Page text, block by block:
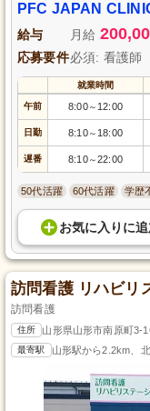
PFC JAPAN
給与 月給
応募要件必須: 看護師
就業時間
午前 8:00～ 12:00
日勤 8:10～ 18:00
遅番 8:10～22:00
50代活躍 60代活躍 学歴
お気に入り に
訪問看護 リハビリ
訪問看護
住所 山形県山形市南原町3-
最寄駅 山形駅から2.2km、